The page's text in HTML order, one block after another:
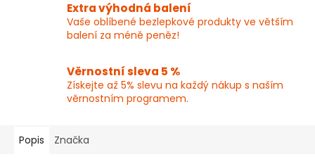
Extra výhodná balení
Vaše oblíbené bezlepkové produkty ve větším
balení za méně peněz!
Věrnostní sleva 5 %
Získejte až 5% slevu na každý nákup s naším
věrnostním programem.
Popis Značka